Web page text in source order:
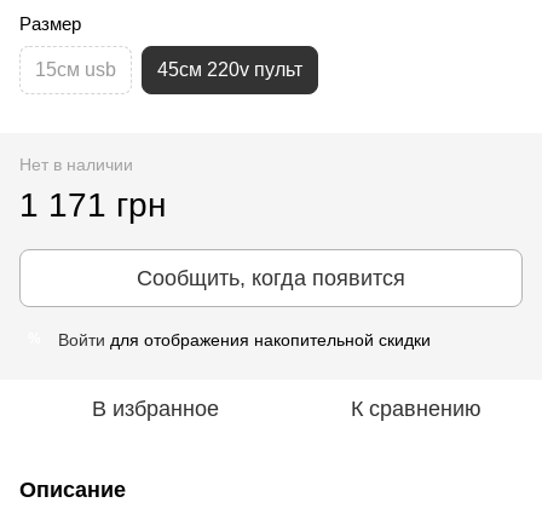
Размер
15см usb 45см 220v пульт
Нет в наличии
1 171 грн
Сообщить, когда появится
Войти для отображения накопительной скидки
В избранное К сравнению
Описание